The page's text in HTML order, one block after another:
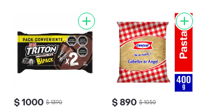
$ 1000 $ 1390 $ 890 $ 1050